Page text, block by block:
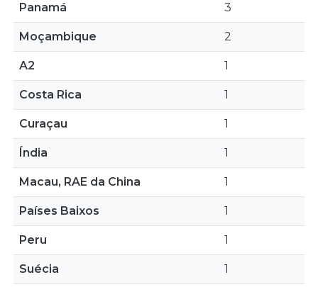
Panamá 3
Moçambique 2
A2 1
Costa Rica 1
Curaçau 1
Índia 1
Macau, RAE da China 1
Países Baixos 1
Peru 1
Suécia 1